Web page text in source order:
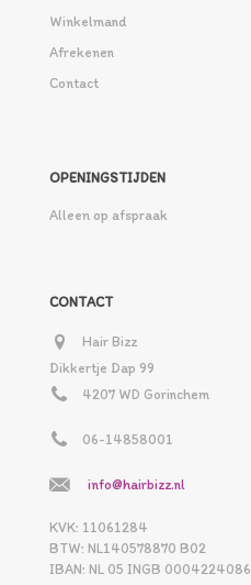
Winkelmand
Afrekenen
Contact
OPENINGSTIJDEN
Alleen op afspraak
CONTACT
Hair Bizz
Dikkertje Dap 99
4207 WD Gorinchem
06-14858001
info@hairbizz.nl
KVK: 11061284
BTW: NL140578870 B02
IBAN: NL 05 INGB 0004224086